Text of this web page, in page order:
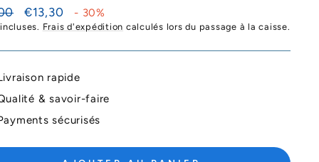
Prix
réduit
€13,30 - 30%
Frais d'expédition calculés lors du passage à la caisse.
rapide
& savoir-faire
sécurisés